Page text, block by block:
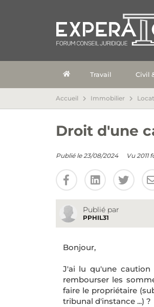
Travail Civil
Accueil Immobilier
Droit d'une
Publié le 23/08/2024 Vu 2011
Publié par
PPHIL31
Bonjour,
J'ai lu qu'une caution
rembourser les
faire le propriétaire
tribunal d'instance ...) ?